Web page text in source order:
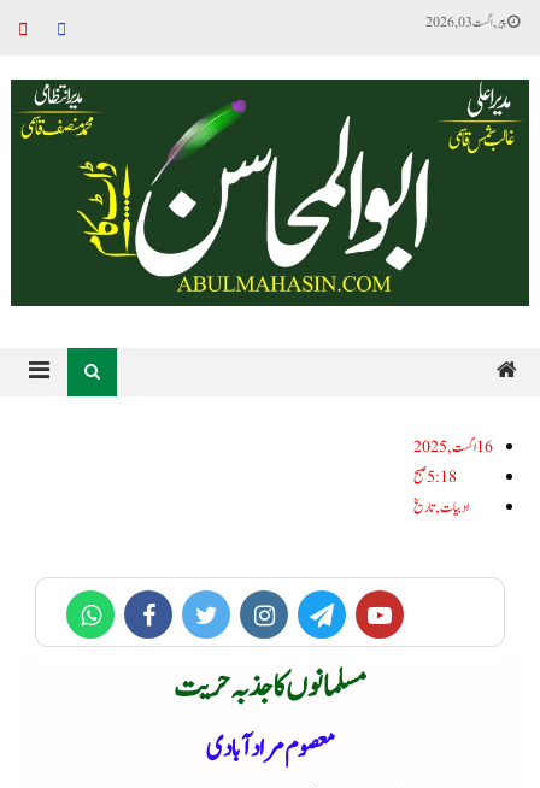
پیر, اگست 03, 2026
16اگست, 2025
5:18 صبح
ادبیات,تاریخ
مسلمانوں کا جذبہ حریت
معصوم مرادآبادی